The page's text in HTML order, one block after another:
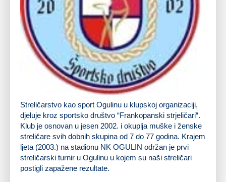
Streličarstvo kao sport Ogulinu u klupskoj organizaciji,
djeluje kroz sportsko društvo “Frankopanski strjeličari“.
Klub je osnovan u jesen 2002. i okuplja muške i ženske
streličare svih dobnih skupina od 7 do 77 godina. Krajem
ljeta (2003.) na stadionu NK OGULIN održan je prvi
streličarski turnir u Ogulinu u kojem su naši streličari
postigli zapažene rezultate.